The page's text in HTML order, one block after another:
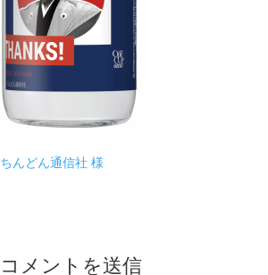
ちんどん通信社 様
コメントを送信